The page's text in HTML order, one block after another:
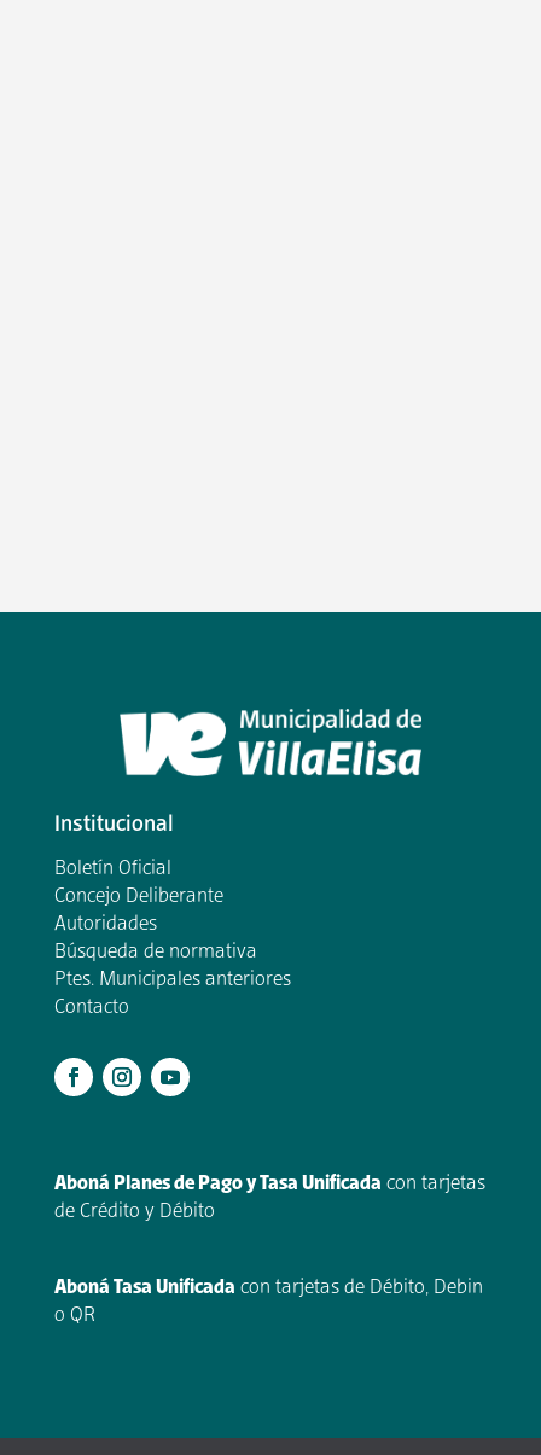
Institucional
Boletín Oficial
Concejo Deliberante
Autoridades
Búsqueda de normativa
Ptes. Municipales anteriores
Contacto
Aboná Planes de Pago y Tasa Unificada con tarjetas
de Crédito y Débito
Aboná Tasa Unificada con tarjetas de Débito, Debin
o QR